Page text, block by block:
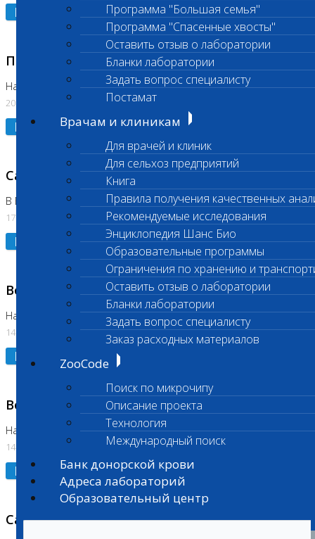
Программа "Большая семья"
Программа "Спасенные хвосты"
Оставить отзыв о лаборатории
Бланки лаборатории
Задать вопрос специалисту
Постамат
Врачам и клиникам
Для врачей и клиник
Для сельхоз предприятий
Книга
Правила получения качественных
Рекомендуемые исследования
Энциклопедия Шанс Био
Образовательные программы
Ограничения по хранению и
Оставить отзыв о лаборатории
Бланки лаборатории
Задать вопрос специалисту
Заказ расходных материалов
ZooCode
Поиск по микрочипу
Описание проекта
Технология
Международный поиск
Банк донорской крови
Адреса лабораторий
Образовательный центр
Подробнее
Приостановлено выполнение исследования
На Нагорной
20.07.2026
Подробнее
Санитарный день
В Бутово
17.07.2026
Подробнее
Возобновлено выполнение исследования
На Нагорной (Код 961, 962)
14.07.2026
Подробнее
Возобновлено выполнение исследования
На Нагорной (Код 157)
14.07.2026
Подробнее
Санитарный день